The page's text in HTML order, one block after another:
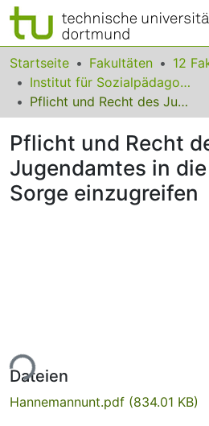
Bereiche & Sammlungen
Das gesamte Repositorium
FAQ
Leitlinien
Startseite Fakultäten
Institut für Sozialpädagogik, Erwachsenenbildung und Pädagogik der frühen Kindheit
Pflicht und Recht des Jugendamtes in die elterliche Sorge einzugreifen
Pflicht und Recht
Jugendamtes in
Sorge einzugreifen
Dateien
Hannemannunt.pdf (834.01 KB)